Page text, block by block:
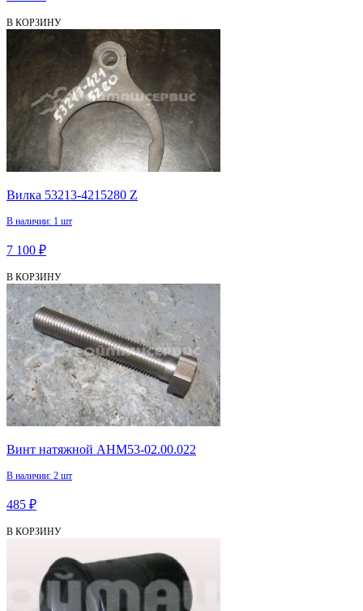
В КОРЗИНУ
Вилка 53213-4215280 Z
В наличии: 1 шт
7 100 ₽
В КОРЗИНУ
Винт натяжной АНМ53-02.00.022
В наличии: 2 шт
485 ₽
В КОРЗИНУ